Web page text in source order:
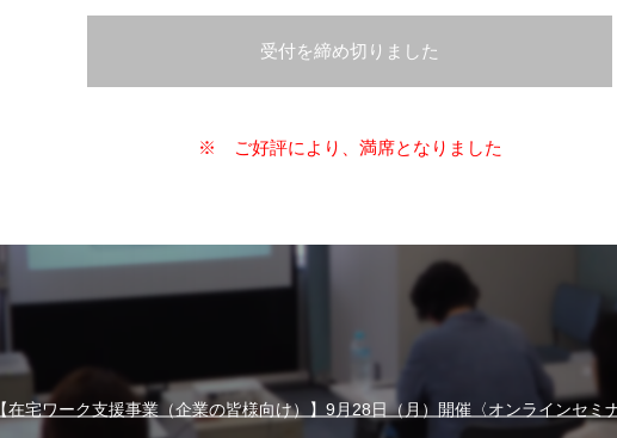
受付を締め切りました
※ ご好評により、満席となりました
【在宅ワーク支援事業（企業の皆様向け）】9月28日（月）開催〈オンラインセミ